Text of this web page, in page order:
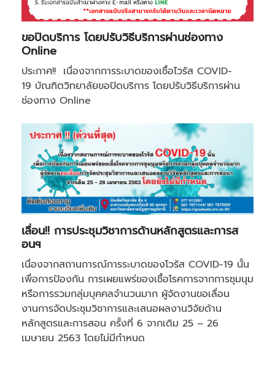
ขอปิดบริการ โดยปรับวิธีบริการผ่านช่องทาง
Online
ประกาศ!! เนื่องจากการระบาดของเชื้อไวรัส COVID-
19 บัณฑิตวิทยาลัยขอปิดบริการ โดยปรับวิธีบริการผ่าน
ช่องทาง Online
เลื่อน!! การประชุมวิชาการด้านหลักสูตรและการส
อนฯ
เนื่องจากสถานการณ์การระบาดของโวรัส COVID-19 นั้น
เพื่อการป้องกัน การเผยแพร่ของเชื้อโรคการจากการชุมนุม
หรือการรวมกลุ่มบุคคลจำนวนมาก ผู้จัดงานขอเลื่อน
งานการจัดประชุมวิชาการและเสนอผลงานวิจัยด้าน
หลักสูตรและการสอน ครั้งที่ 6 จากเดิม 25 – 26
เมษายน 2563 โดยไม่มีกำหนด